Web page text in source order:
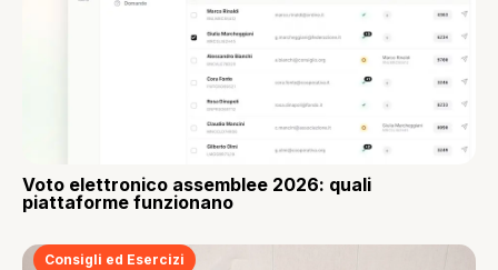
Voto elettronico assemblee 2026: quali
piattaforme funzionano
Consigli ed Esercizi